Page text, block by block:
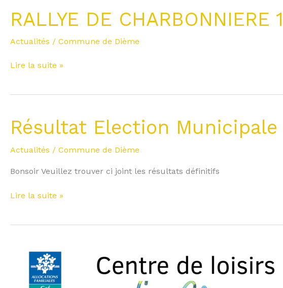
RALLYE DE
Actualités / Commune de Dième
Lire la suite »
Résultat Election Municipale
Actualités / Commune de Dième
Bonsoir Veuillez trouver ci joint les résultats définitifs
Résultat
Election
Municipale
15
2026
Lire la suite »
Vacances
Printemps